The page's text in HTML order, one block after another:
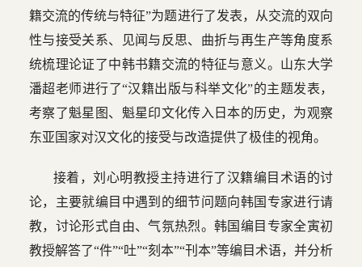
籍交流的传统与特征”为题进行了发表，从交流的双向
性与接受关系、见闻与反思、曲折与再生产等角度系
统梳理论证了中韩书籍交流的特征与意义。山东大学
潘超老师进行了“汉籍出版与科举文化”的主题发表，
考察了魁星图、魁星印文化传入日本的历史，为观察
东亚国家对汉文化的接受与改造提供了极佳的视角。
接着，刘心明教授主持进行了汉籍编目术语的讨
论，主要就编目中遇到的细节问题向韩国专家进行请
教，讨论形式自由、气氛热烈。韩国编目专家全寅初
教授解答了“件”“吐”“刻本”“刊本”等编目术语，并分析